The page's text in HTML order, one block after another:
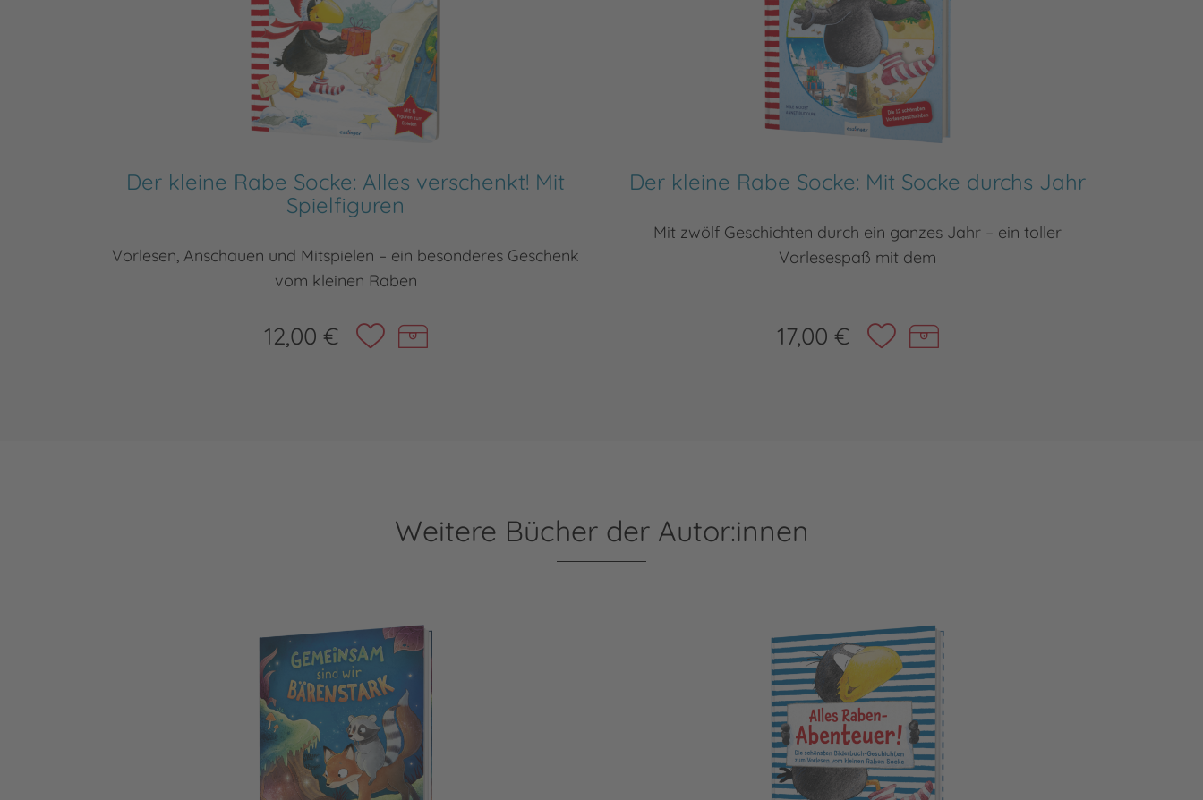
Der kleine Rabe Socke: Alles verschenkt! Mit
Spielfiguren
Vorlesen, Anschauen und Mitspielen – ein besonderes Geschenk
vom kleinen Raben
12,00 €
Der kleine Rabe Socke: Mit Socke durchs Jahr
Mit zwölf Geschichten durch ein ganzes Jahr – ein toller
Vorlesespaß mit dem
17,00 €
Weitere Bücher der Autor:innen
Gemeinsam sind wir bärenstark Der kleine Rabe Socke: Alles Raben-Abenteuer!